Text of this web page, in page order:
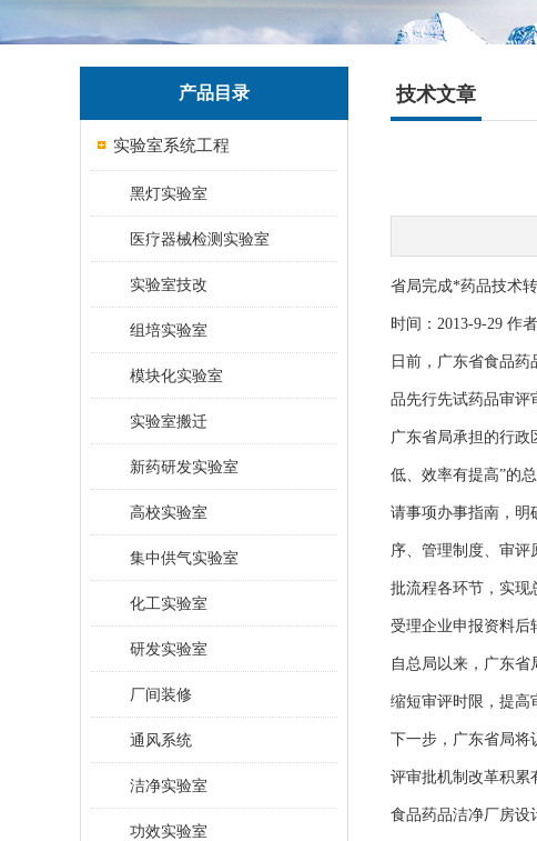
产品目录
实验室系统工程
黑灯实验室
医疗器械检测实验室
实验室技改
组培实验室
模块化实验室
实验室搬迁
新药研发实验室
高校实验室
集中供气实验室
化工实验室
研发实验室
厂间装修
通风系统
洁净实验室
功效实验室
技术文章
省局完成*药品技术
时间：2013-9-29 作者
日前，广东省食品
品先行先试药品审评
广东省局承担的行政
低、效率有提高”的
请事项办事指南，明
序、管理制度、审评
批流程各环节，实现
受理企业申报资料后
自总局以来，广东省
缩短审评时限，提高
下一步，广东省局将
评审批机制改革积累
食品药品洁净厂房设